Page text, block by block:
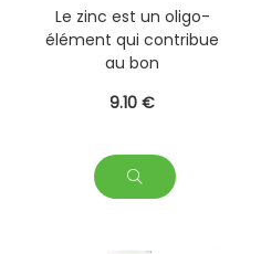
Le zinc est un oligo-
élément qui contribue
au bon
système immunitaire
de la peau.
9.10 €